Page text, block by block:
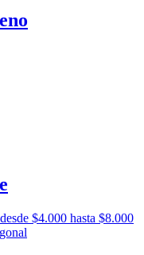
$4.000 hasta $8.000